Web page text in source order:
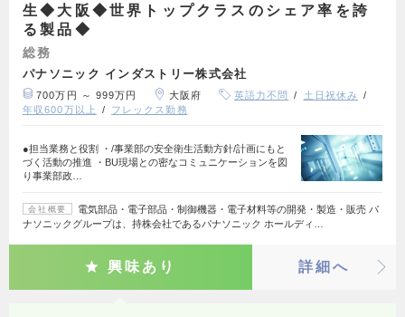
生◆大阪◆世界トップクラスのシェア率を誇
る製品◆
総務
パナソニック インダストリー株式会社
700万円 ～ 999万円 大阪府 英語力不問
土日祝休み
年収600万以上
フレックス勤務
●担当業務と役割 ・/事業部の安全衛生活動方針/計画にもと
づく活動の推進 ・BU現場との密なコミュニケーションを図
り事業部政…
会社概要
電気部品・電子部品・制御機器・電子材料等の開発・製造・販売 パ
ナソニックグループは、持株会社であるパナソニック ホールディ…
興味あり 詳細へ